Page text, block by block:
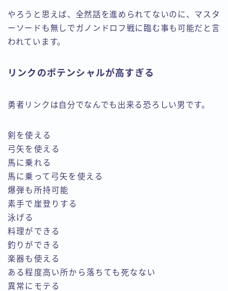
やろうと思えば、全然話を進められてないのに、マスタ
ーソードも無しでガノンドロフ戦に臨む事も可能だと言
われています。
リンクのポテンシャルが高すぎる
勇者リンクは自分でなんでも出来る恐ろしい男です。
剣を使える
弓矢を使える
馬に乗れる
馬に乗って弓矢を使える
爆弾も所持可能
素手で崖登りする
泳げる
料理ができる
釣りができる
楽器も使える
ある程度高い所から落ちても死なない
異常にモテる